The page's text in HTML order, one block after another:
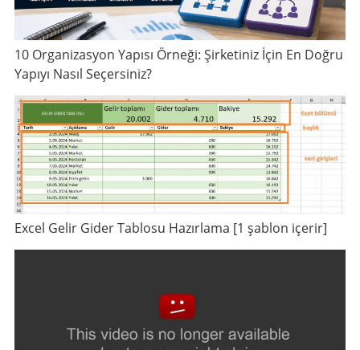
10 Organizasyon Yapısı Örneği: Şirketiniz İçin En Doğru
Yapıyı Nasıl Seçersiniz?
Excel Gelir Gider Tablosu Hazırlama [1 şablon içerir]